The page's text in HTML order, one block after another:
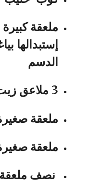
ملعقة
إستبدالها
الدسم
3 ملاعق زيت زيتون
ملعقة
ملعقة
نصف ملعقة